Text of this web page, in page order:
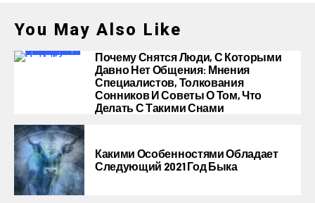
You May Also Like
Почему Снятся Люди, С Которыми
Давно Нет Общения: Мнения
Специалистов, Толкования
Сонников И Советы О Том, Что
Делать С Такими Снами
Какими Особенностями Обладает
Следующий 2021 Год Быка